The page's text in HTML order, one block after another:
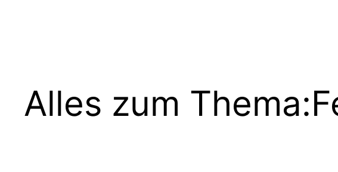
Alles zum Thema: